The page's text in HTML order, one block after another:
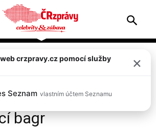
okruhu
náklaďák
bagr
crzpravy.cz pomocí služby
×
Seznam vlastním účtem Seznamu